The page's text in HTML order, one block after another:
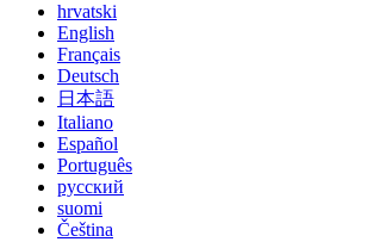
hrvatski
English
Français
Deutsch
日本語
Italiano
Español
Português
русский
suomi
Čeština